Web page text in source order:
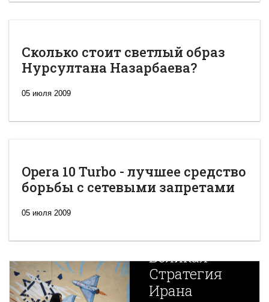
Сколько стоит светлый образ
Нурсултана Назарбаева?
05 июля 2009
Opera 10 Turbo - лучшее средство
борьбы с сетевыми запретами
05 июля 2009
Новая
Великая
Стратегия
Ирана